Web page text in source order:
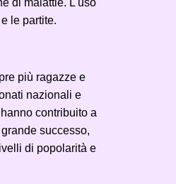
di malattie. L'uso
le partite.
più ragazze e
nazionali e
contribuito a
successo,
di popolarità e